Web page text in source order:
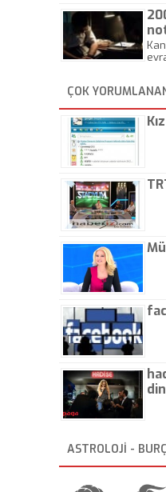
ÇOK
ASTROLOJİ -